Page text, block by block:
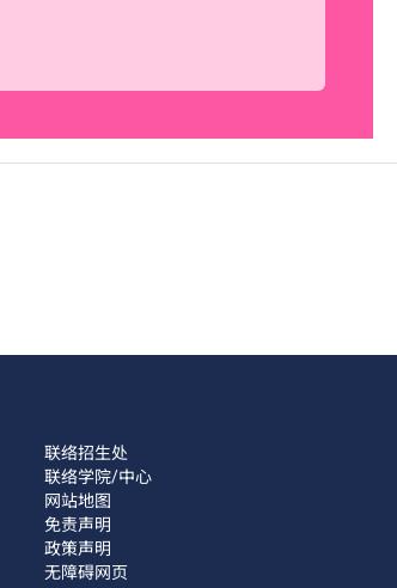
联络招生处
联络学院/中心
网站地图
免责声明
政策声明
无障碍网页